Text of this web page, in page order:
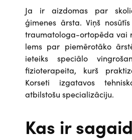
Ja ir aizdomas par
ģimenes ārsta. Viņš
traumatologa-ortopēda vai
lems par piemērotāko
ieteiks speciālo
fizioterapeita, kurš
Korseti izgatavos
atbilstošu specializāciju.
Kas ir